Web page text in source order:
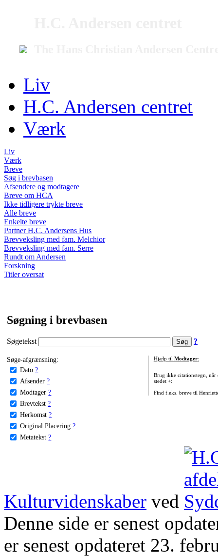
Liv
H.C. Andersen centret
Værk
Liv
Værk
Breve
Søg i brevbasen
Afsendere og modtagere
Breve om HCA
Ikke tidligere trykte breve
Alle breve
Enkelte breve
Partner H.C. Andersens Hus
Brevveksling med fam. Melchior
Brevveksling med fam. Serre
Rundt om Andersen
Forskning
Titler oversat
Søgning i brevbasen
Søgetekst ?
Søge-afgrænsning:
Dato ?
Afsender ?
Modtager ?
Brevtekst ?
Herkomst ?
Original Placering ?
Metatekst ?
Hjælp til Modtager:
Brug ikke citationstegn, når
stedet +:
Find f.eks. breve til
Kulturvidenskaber ved
Denne side er senest
er senest opdateret 23.